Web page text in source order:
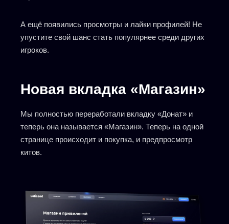
А ещё появились просмотры и лайки профилей! Не
упустите свой шанс стать популярнее среди других
игроков.
Новая вкладка «Магазин»
Мы полностью переработали вкладку «Донат» и
теперь она называется «Магазин». Теперь на одной
странице происходит и покупка, и предпросмотр
китов.